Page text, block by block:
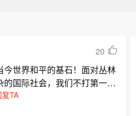
20
今世界和平的基石！面对丛林
的国际社会，我们不打第一
一枪，结束一切战争的实力
复TA